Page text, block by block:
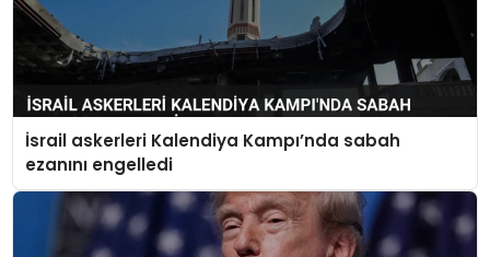
İsrail askerleri Kalendiya Kampı’nda sabah
ezanını engelledi